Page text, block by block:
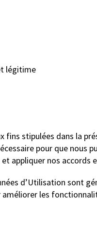
légitime
fins stipulées dans la
pour que nous
appliquer nos accords
d’Utilisation sont
les